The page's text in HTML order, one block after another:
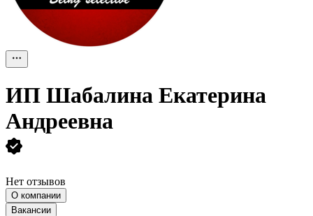
ИП Шабалина Екатерина
Андреевна
Нет отзывов
О компании
Вакансии